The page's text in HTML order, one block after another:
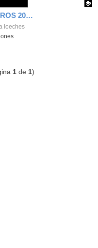
JORNADA INTERCENTROS 2019
loeches
1 de 1)